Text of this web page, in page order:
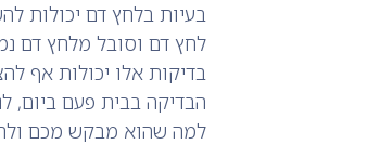
בעיות בלחץ דם יכולות
לחץ דם וסובל מלחץ דם
בדיקות אלו יכולות אף
הבדיקה בבית פעם ביום,
למה שהוא מבקש מכם